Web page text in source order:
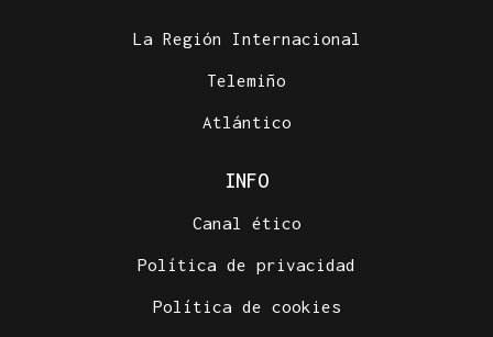
La Región Internacional
Telemiño
Atlántico
INFO
Canal ético
Política de privacidad
Política de cookies